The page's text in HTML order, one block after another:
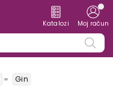
Katalozi Moj račun
Gin